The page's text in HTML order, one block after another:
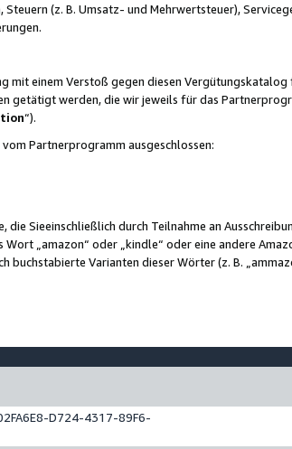
(z. B. Umsatz- und Mehrwertsteuer),
mit einem Verstoß gegen diesen Vergütungskatalog
getätigt werden, die wir jeweils für das
“).
Partnerprogramm ausgeschlossen:
Sieeinschließlich durch Teilnahme an
„amazon“ oder „kindle“ oder eine andere
Varianten dieser Wörter (z. B.
D724-4317-89F6-